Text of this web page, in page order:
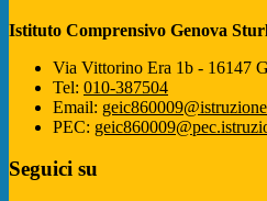
Istituto Comprensivo Genova
Via Vittorino Era 1b - 16147
Tel: 010-387504
Email:
PEC:
Seguici su